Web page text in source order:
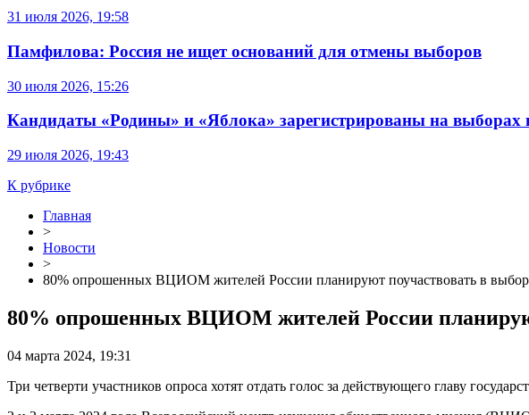
31 июля 2026, 19:58
Памфилова: Россия не ищет оснований для отмены выборов
30 июля 2026, 15:26
Кандидаты «Родины» и «Яблока» зарегистрированы на выборах
29 июля 2026, 19:43
К рубрике
Главная
>
Новости
>
80% опрошенных ВЦИОМ жителей России планируют поучаствовать в
80% опрошенных ВЦИОМ жителей России
04 марта 2024, 19:31
Три четверти участников опроса хотят отдать голос за действующего главу